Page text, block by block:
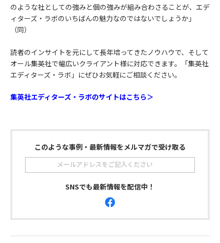
のような社としての強みと個の強みが組み合わさることが、エデ
ィターズ・ラボのいちばんの魅力なのではないでしょうか」
（同）
読者のインサイトを元にして長年培ってきたノウハウで、そして
オール集英社で幅広いクライアント様に対応できます。「集英社
エディターズ・ラボ」にぜひお気軽にご相談ください。
集英社エディターズ・ラボのサイトはこちら＞
このような事例・最新情報をメルマガで受け取る
SNSでも最新情報を配信中！